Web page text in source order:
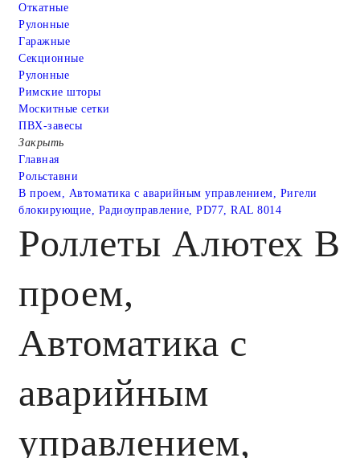
Откатные
Рулонные
Гаражные
Cекционные
Рулонные
Римские шторы
Москитные сетки
ПВХ-завесы
Закрыть
Главная
Рольставни
В проем, Автоматика с аварийным управлением, Ригели
блокирующие, Радиоуправление, PD77, RAL 8014
Роллеты Алютех В
проем,
Автоматика с
аварийным
управлением,